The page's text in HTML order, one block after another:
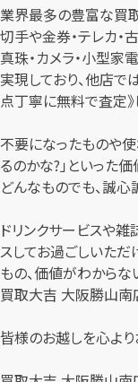
業界最多の豊富な買
切手や金券・テレカ・
真珠・カメラ・小型家
実現しており、他店で
点丁寧に無料で査定
不要になったものや使
るのかな?」といった
どんなものでも、誠心
ドリンクサービスや雑
スしてお過ごしいた
もの、価値がわから
買取大吉 大阪勝山南
皆様のお越しを心より